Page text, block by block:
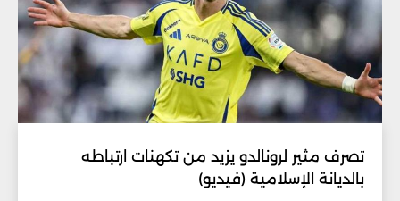
تصرف مثير لرونالدو يزيد من تكهنات ارتباطه
بالديانة الإسلامية (فيديو)